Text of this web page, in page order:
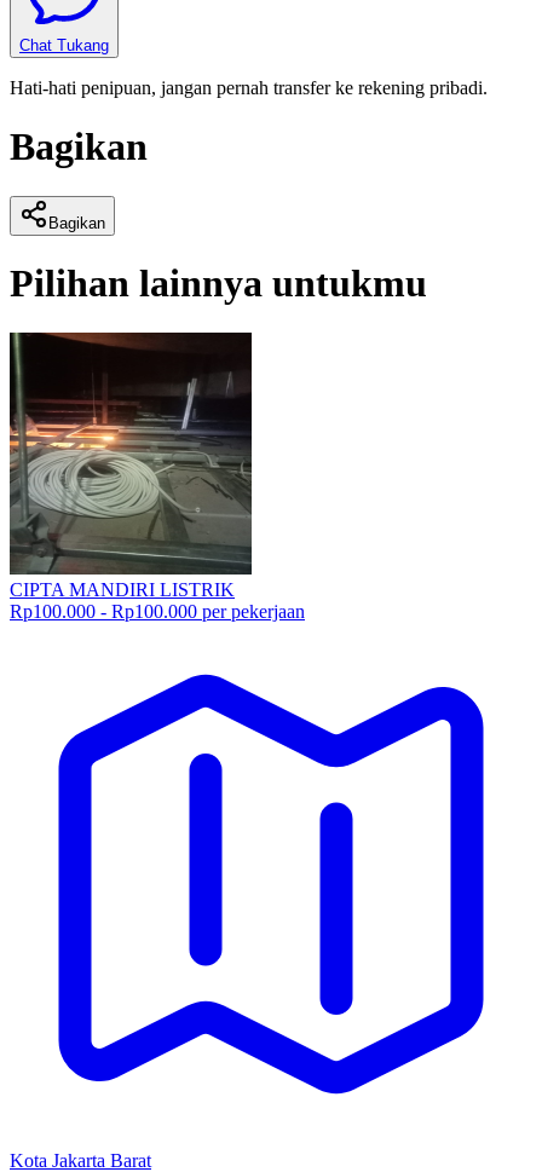
Chat Tukang
Hati-hati penipuan, jangan pernah transfer ke rekening pribadi.
Bagikan
Bagikan
Pilihan lainnya untukmu
CIPTA MANDIRI LISTRIK
Rp100.000 - Rp100.000 per pekerjaan
Kota Jakarta Barat